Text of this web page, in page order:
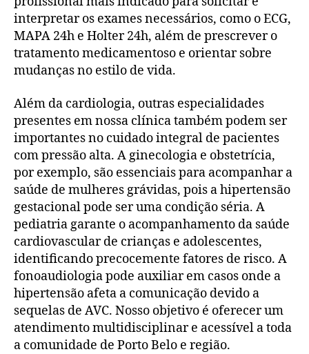
interpretar os exames necessários, como o ECG,
MAPA 24h e Holter 24h, além de prescrever o
tratamento medicamentoso e orientar sobre
mudanças no estilo de vida.
Além da cardiologia, outras especialidades
presentes em nossa clínica também podem ser
importantes no cuidado integral de pacientes
com pressão alta. A ginecologia e obstetrícia,
por exemplo, são essenciais para acompanhar a
saúde de mulheres grávidas, pois a hipertensão
gestacional pode ser uma condição séria. A
pediatria garante o acompanhamento da saúde
cardiovascular de crianças e adolescentes,
identificando precocemente fatores de risco. A
fonoaudiologia pode auxiliar em casos onde a
hipertensão afeta a comunicação devido a
sequelas de AVC. Nosso objetivo é oferecer um
atendimento multidisciplinar e acessível a toda
a comunidade de Porto Belo e região.